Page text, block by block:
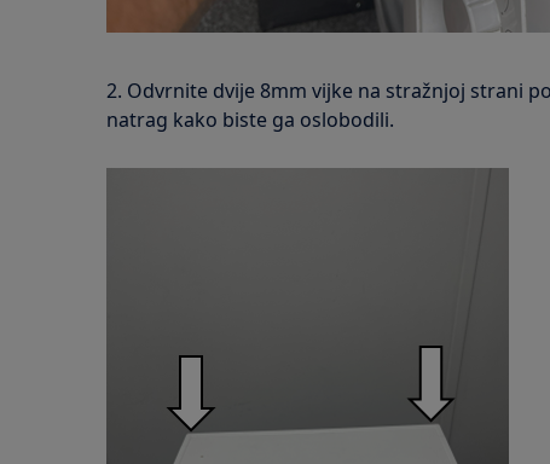
2. Odvrnite dvije 8mm vijke na stražnjoj strani
natrag kako biste ga oslobodili.